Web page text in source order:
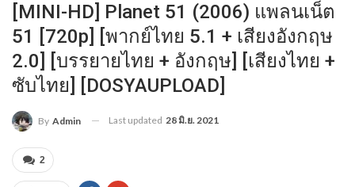
[MINI-HD] Planet 51 (2006) แพลนเน็ต
51 [720p] [พากย์ไทย 5.1 + เสียงอังกฤษ
2.0] [บรรยายไทย + อังกฤษ] [เสียงไทย +
ซับไทย] [DOSYAUPLOAD]
By Admin Last updated 28 มิ.ย. 2021
2